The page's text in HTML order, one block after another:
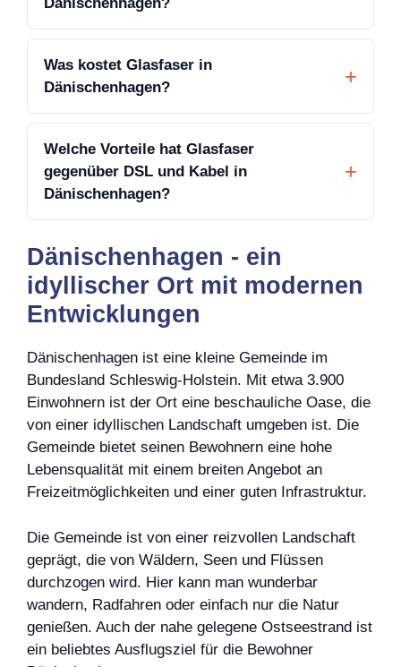
Was kostet Glasfaser in
Dänischenhagen?
Welche Vorteile hat Glasfaser
gegenüber DSL und Kabel in
Dänischenhagen?
Dänischenhagen - ein
idyllischer Ort mit modernen
Entwicklungen
Dänischenhagen ist eine kleine Gemeinde im
Bundesland Schleswig-Holstein. Mit etwa 3.900
Einwohnern ist der Ort eine beschauliche Oase, die
von einer idyllischen Landschaft umgeben ist. Die
Gemeinde bietet seinen Bewohnern eine hohe
Lebensqualität mit einem breiten Angebot an
Freizeitmöglichkeiten und einer guten Infrastruktur.
Die Gemeinde ist von einer reizvollen Landschaft
geprägt, die von Wäldern, Seen und Flüssen
durchzogen wird. Hier kann man wunderbar
wandern, Radfahren oder einfach nur die Natur
genießen. Auch der nahe gelegene Ostseestrand ist
ein beliebtes Ausflugsziel für die Bewohner